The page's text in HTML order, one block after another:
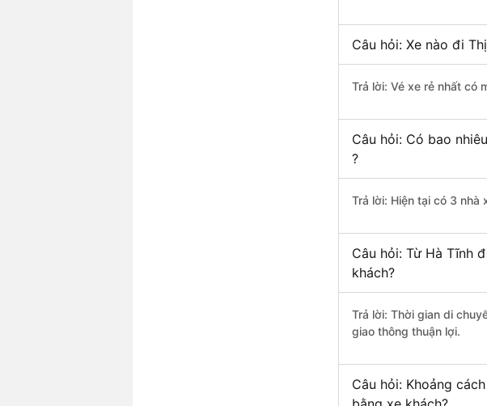
Câu hỏi: Xe nào đi
Trả lời: Vé xe rẻ nhất có
Câu hỏi: Có bao
?
Trả lời: Hiện tại có 3
Câu hỏi: Từ Hà Tĩnh
khách?
Trả lời: Thời gian di
giao thông thuận lợi.
Câu hỏi: Khoảng